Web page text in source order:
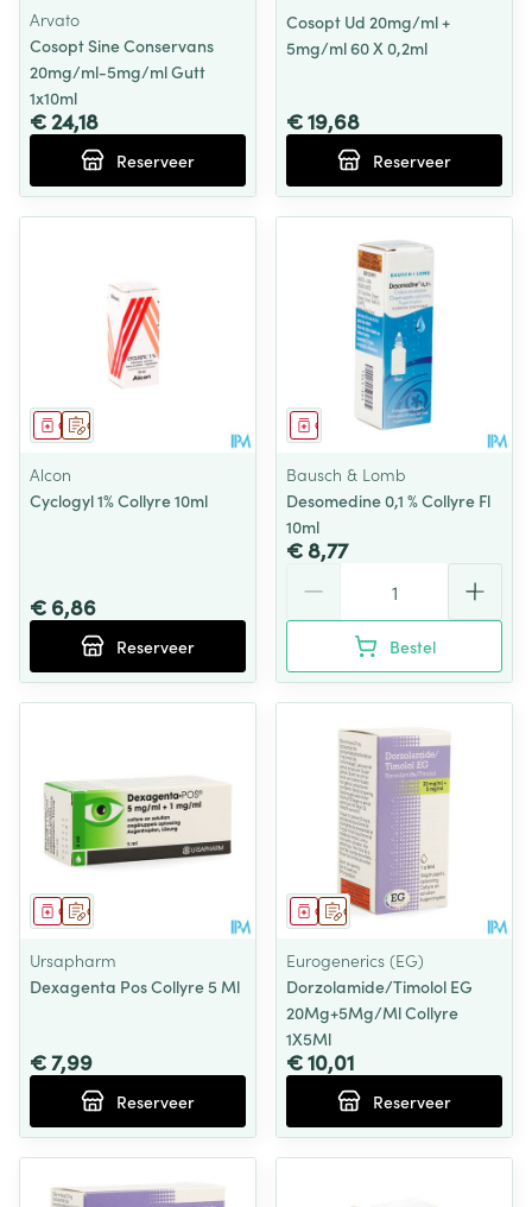
Arvato
Cosopt Sine Conservans
20mg/ml-5mg/ml Gutt
1x10ml
€ 24,18
Reserveer
Cosopt Ud 20mg/ml +
5mg/ml 60 X 0,2ml
€ 19,68
Reserveer
Op voorschrift
Geneesmiddel
Alcon
Cyclogyl 1% Collyre 10ml
€ 6,86
Reserveer
Geneesmiddel
Bausch & Lomb
Desomedine 0,1 % Collyre Fl
10ml
€ 8,77
Bestel
Op voorschrift
Geneesmiddel
Ursapharm
Dexagenta Pos Collyre 5 Ml
€ 7,99
Reserveer
Op voorschrift
Geneesmiddel
Eurogenerics (EG)
Dorzolamide/Timolol EG
20Mg+5Mg/Ml Collyre
1X5Ml
€ 10,01
Reserveer